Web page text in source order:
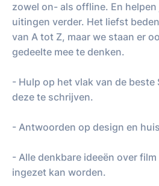
zowel on- als offline. En
uitingen verder. Het liefst
van A tot Z, maar we staan er
gedeelte mee te denken.
- Hulp op het vlak van de beste
deze te schrijven.
- Antwoorden op design en
- Alle denkbare ideeën over
ingezet kan worden.